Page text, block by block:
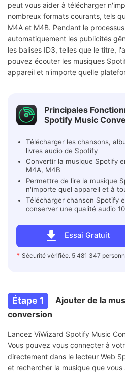
peut vous aider à télécharger
nombreux formats courants, tels
M4A et M4B. Pendant le
automatiquement les publicités
les balises ID3, telles que le titre,
pouvez écouter les musiques
appareil et n'importe quelle
Principales
Spotify Music
Essai Gratuit
* Sécurité vérifiée. 5 481 347
Télécharger les chansons,
livres audio de Spotify
Convertir la musique Spotify
M4A, M4B
Permettre de lire la musique
n'importe quel appareil et à
Télécharger chanson Spotify
conserver une qualité audio
Étape 1
Ajouter de la
conversion
Lancez ViWizard Spotify Music
Vous pouvez vous connecter à
directement dans le lecteur Web
et rechercher la musique que